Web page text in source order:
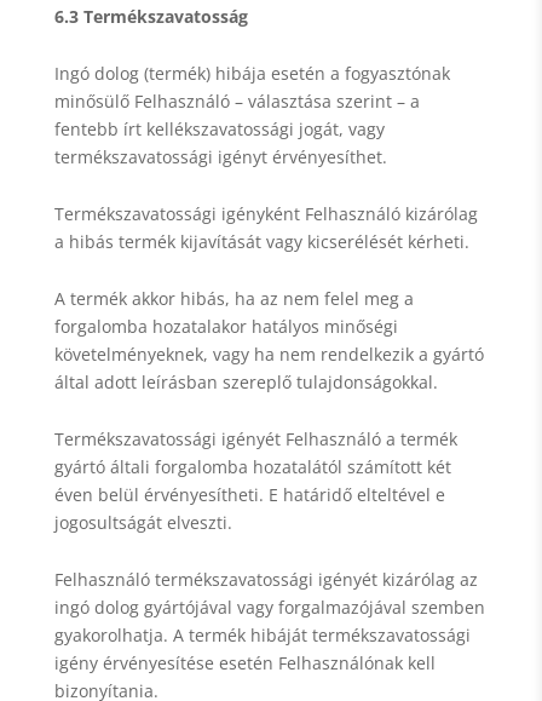
6.3 Termékszavatosság
Ingó dolog (termék) hibája esetén a fogyasztónak
minősülő Felhasználó – választása szerint – a
fentebb írt kellékszavatossági jogát, vagy
termékszavatossági igényt érvényesíthet.
Termékszavatossági igényként Felhasználó kizárólag
a hibás termék kijavítását vagy kicserélését kérheti.
A termék akkor hibás, ha az nem felel meg a
forgalomba hozatalakor hatályos minőségi
követelményeknek, vagy ha nem rendelkezik a gyártó
által adott leírásban szereplő tulajdonságokkal.
Termékszavatossági igényét Felhasználó a termék
gyártó általi forgalomba hozatalától számított két
éven belül érvényesítheti. E határidő elteltével e
jogosultságát elveszti.
Felhasználó termékszavatossági igényét kizárólag az
ingó dolog gyártójával vagy forgalmazójával szemben
gyakorolhatja. A termék hibáját termékszavatossági
igény érvényesítése esetén Felhasználónak kell
bizonyítania.